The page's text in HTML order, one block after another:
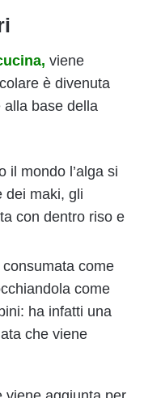
viene
è divenuta
alla base della
il mondo l’alga si
dei maki, gli
con dentro riso e
consumata come
come
ha infatti una
che viene